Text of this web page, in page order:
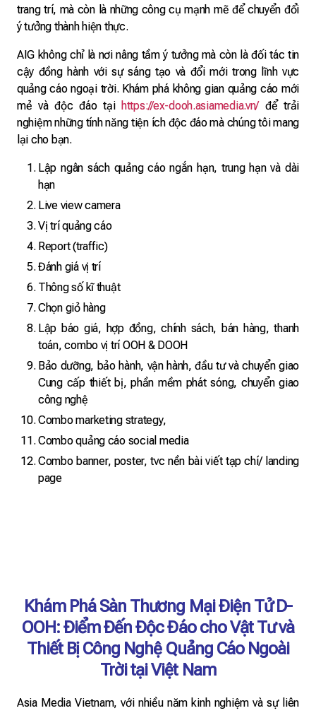
trang trí, mà còn là những công cụ mạnh mẽ để chuyển đổi
ý tưởng thành hiện thực.
AIG không chỉ là nơi nâng tầm ý tưởng mà còn là đối tác tin
cậy đồng hành với sự sáng tạo và đổi mới trong lĩnh vực
quảng cáo ngoại trời. Khám phá không gian quảng cáo mới
mẻ và độc đáo tại https://ex-dooh.asiamedia.vn/để trải
nghiệm những tính năng tiện ích độc đáo mà chúng tôi mang
lại cho bạn.
Lập ngân sách quảng cáo ngắn hạn, trung hạn và dài
hạn
Live view camera
Vị trí quảng cáo
Report (traffic)
Đánh giá vị trí
Thông số kĩ thuật
Chọn giỏ hàng
Lập báo giá, hợp đồng, chính sách, bán hàng, thanh
toán, combo vị trí OOH & DOOH
Bảo dưỡng, bảo hành, vận hành, đầu tư và chuyển giao
Cung cấp thiết bị, phần mềm phát sóng, chuyển giao
công nghệ
Combo marketing strategy,
Combo quảng cáo social media
Combo banner, poster, tvc nền bài viết tạp chí/ landing
page
Khám Phá Sàn Thương Mại Điện Tử D-
OOH: Điểm Đến Độc Đáo cho Vật Tư và
Thiết Bị Công Nghệ Quảng Cáo Ngoài
Trời tại Việt Nam
Asia Media Vietnam, với nhiều năm kinh nghiệm và sự liên